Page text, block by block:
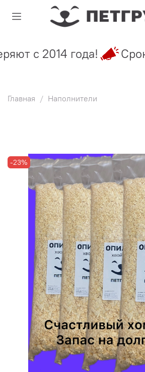
с 2014 года!
Главная Наполнители
-23%